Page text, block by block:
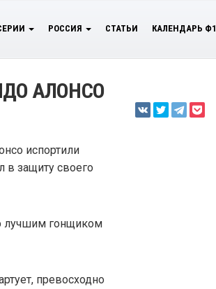
РОССИЯ СТАТЬИ КАЛЕНДАРЬ Ф1
АЛОНСО
испортили
в защиту своего
лучшим гонщиком
превосходно